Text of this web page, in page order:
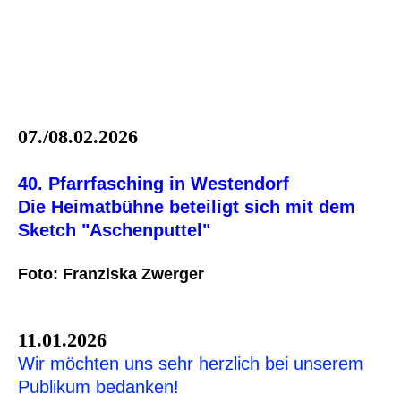
07./08.02.2026
40. Pfarrfasching in Westendorf
Die Heimatbühne beteiligt sich mit dem
Sketch "Aschenputtel"
Foto: Franziska Zwerger
11.01.2026
Wir möchten uns sehr herzlich bei unserem
Publikum bedanken!